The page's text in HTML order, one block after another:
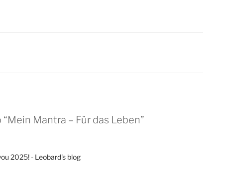
Mantra – Für das Leben”
2025! - Leobard's blog